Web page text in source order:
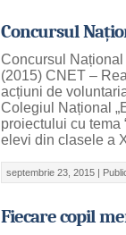
Concursul
Concursul
(2015) CNET –
acțiuni de
Colegiul Național
proiectului cu tema
elevi din clasele a
septembrie 23, 2015 |
Fiecare copil